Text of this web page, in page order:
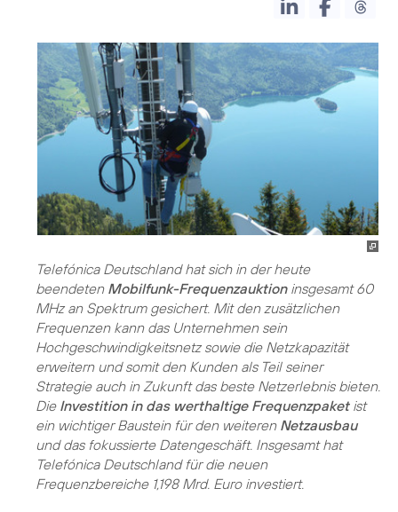
Telefónica Deutschland hat sich in der heute
beendeten Mobilfunk-Frequenzauktioninsgesamt 60
MHz an Spektrum gesichert. Mit den zusätzlichen
Frequenzen kann das Unternehmen sein
Hochgeschwindigkeitsnetz sowie die Netzkapazität
erweitern und somit den Kunden als Teil seiner
Strategie auch in Zukunft das beste Netzerlebnis bieten.
Die Investition in das werthaltige Frequenzpaketist
ein wichtiger Baustein für den weiteren Netzausbau
und das fokussierte Datengeschäft. Insgesamt hat
Telefónica Deutschland für die neuen
Frequenzbereiche 1,198 Mrd. Euro investiert.